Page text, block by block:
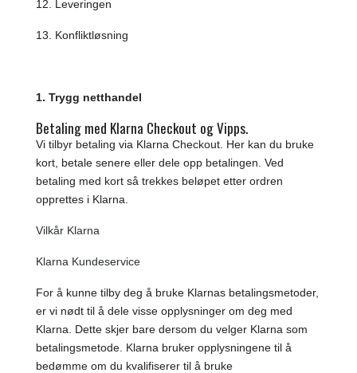
12. Leveringen
13. Konfliktløsning
1. Trygg netthandel
Betaling med Klarna Checkout og Vipps.
Vi tilbyr betaling via Klarna Checkout. Her kan du bruke
kort, betale senere eller dele opp betalingen. Ved
betaling med kort så trekkes beløpet etter ordren
opprettes i Klarna.
Vilkår Klarna
Klarna Kundeservice
For å kunne tilby deg å bruke Klarnas betalingsmetoder,
er vi nødt til å dele visse opplysninger om deg med
Klarna. Dette skjer bare dersom du velger Klarna som
betalingsmetode. Klarna bruker opplysningene til å
bedømme om du kvalifiserer til å bruke